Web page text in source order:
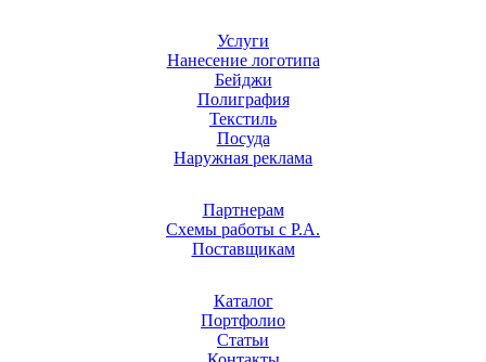
Услуги
Нанесение логотипа
Бейджи
Полиграфия
Текстиль
Посуда
Наружная реклама
Партнерам
Схемы работы с Р.А.
Поставщикам
Каталог
Портфолио
Статьи